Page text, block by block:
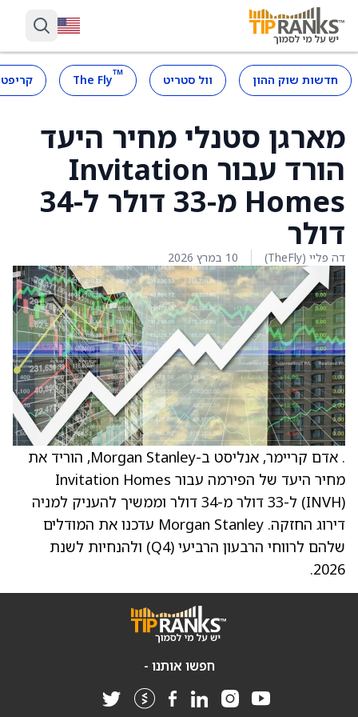
חדשות שוק ההון וול סטריט ™
The Fly
מארגן סטנלי מחיר היעד
הורד עבור Invitation
Homes מ-33 דולר ל-34
דולר
דה פליי (TheFly) 10 במרץ 2026
. אדם קריימר, אנליסט ב-Morgan Stanley, הוריד את
מחיר היעד של הפירמה עבור Invitation Homes
‏(INVH) ל-33 דולר מ-34 דולר וממשיך להעניק למניה
דירוג החזקה. Morgan Stanley עדכנו את המודלים
שלהם לרווחי הרבעון הרביעי (Q4) ולהנחיות לשנת
2026.
חפשו אותנו -